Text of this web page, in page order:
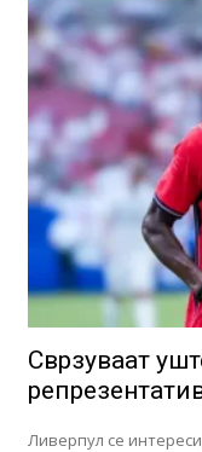
Сврзуваат
Ливерпул се